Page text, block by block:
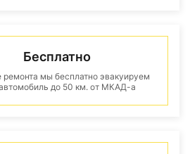
Бесплатно
ремонта мы бесплатно эвакуируем
до 50 км. от МКАД-а